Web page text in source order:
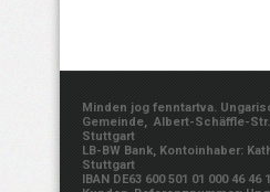
Minden jog fenntartva.
Gemeinde, Albert-Schäffle-Str.
Stuttgart
LB-BW Bank, Kontoinhaber:
Stuttgart
IBAN DE63 600 501 01 000 46 46